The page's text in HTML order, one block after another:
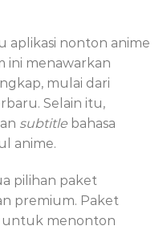
aplikasi nonton anime
ini menawarkan
mulai dari
Selain itu,
subtitle bahasa
anime.
pilihan paket
premium. Paket
untuk menonton